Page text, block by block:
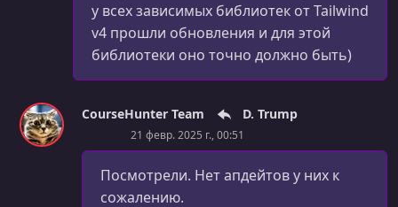
у всех зависимых библиотек от Tailwind
v4 прошли обновления и для этой
библиотеки оно точно должно быть)
CourseHunter Team D. Trump
21 февр. 2025 г., 00:51
Посмотрели. Нет апдейтов у них к
сожалению.